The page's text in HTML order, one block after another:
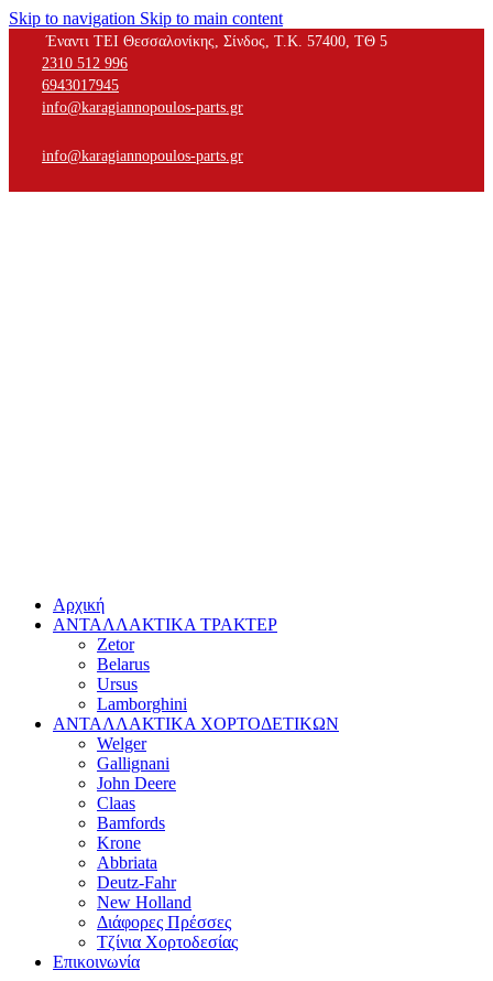
Skip to navigation Skip to main content
Έναντι ΤΕΙ Θεσσαλονίκης, Σίνδος, Τ.Κ. 57400, ΤΘ 5
2310 512 996
6943017945
info@karagiannopoulos-parts.gr
info@karagiannopoulos-parts.gr
Αρχική
ΑΝΤΑΛΛΑΚΤΙΚΑ ΤΡΑΚΤΕΡ
Zetor
Belarus
Ursus
Lamborghini
ΑΝΤΑΛΛΑΚΤΙΚΑ ΧΟΡΤΟΔΕΤΙΚΩΝ
Welger
Gallignani
John Deere
Claas
Bamfords
Krone
Abbriata
Deutz-Fahr
New Holland
Διάφορες Πρέσσες
Τζίνια Χορτοδεσίας
Επικοινωνία